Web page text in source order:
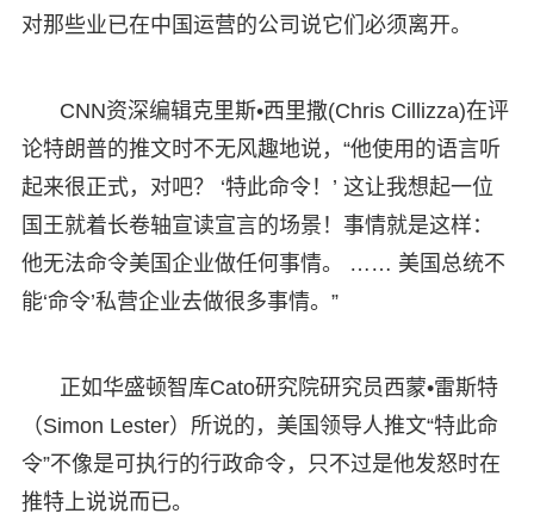
对那些业已在中国运营的公司说它们必须离开。
CNN资深编辑克里斯•西里撒(Chris Cillizza)在评
论特朗普的推文时不无风趣地说，“他使用的语言听
起来很正式，对吧？ ‘特此命令！’ 这让我想起一位
国王就着长卷轴宣读宣言的场景！事情就是这样：
他无法命令美国企业做任何事情。 …… 美国总统不
能‘命令’私营企业去做很多事情。”
正如华盛顿智库Cato研究院研究员西蒙•雷斯特
（Simon Lester）所说的，美国领导人推文“特此命
令”不像是可执行的行政命令，只不过是他发怒时在
推特上说说而已。